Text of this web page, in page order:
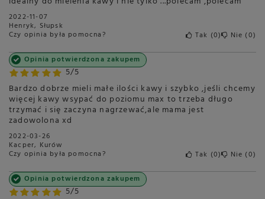
2022-11-07
Henryk, Słupsk
Czy opinia była pomocna? Tak 0 Nie 0
5/5
Opinia potwierdzona zakupem
Bardzo dobrze mieli małe ilości kawy i szybko ,jeśli chcemy
więcej kawy wsypać do poziomu max to trzeba długo
trzymać i się zaczyna nagrzewać,ale mama jest
zadowolona xd
2022-03-26
Kacper, Kurów
Czy opinia była pomocna? Tak 0 Nie 0
5/5
Opinia potwierdzona zakupem